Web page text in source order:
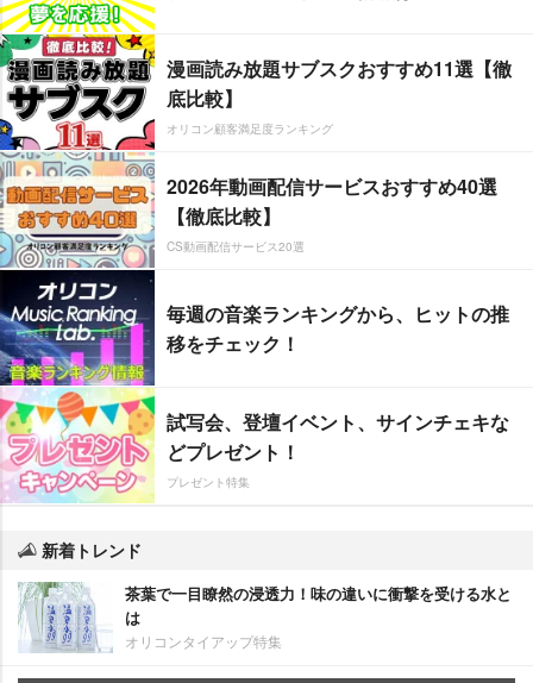
漫画読み放題サブスクおすすめ11選【徹
底比較】
オリコン顧客満足度ランキング
2026年動画配信サービスおすすめ40選
【徹底比較】
CS動画配信サービス20選
毎週の音楽ランキングから、ヒットの推
移をチェック！
試写会、登壇イベント、サインチェキな
どプレゼント！
プレゼント特集
新着トレンド
茶葉で一目瞭然の浸透力！味の違いに衝撃を受ける水と
は
オリコンタイアップ特集